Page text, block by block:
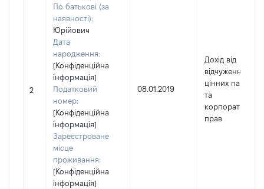
2
По батькові (за
наявності):
Юрійович
Дата
народження:
[Конфіденційна
інформація]
Податковий
номер:
[Конфіденційна
інформація]
Зареєстроване
місце
проживання:
[Конфіденційна
інформація]
08.01.2019
Дохід від
відчуження
цінних паперів
та
корпоративних
прав